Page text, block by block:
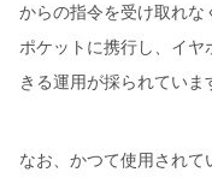
からの指令を受け取れな
ポケットに携行し、イ
きる運用が採られていま
なお、かつて使用されて